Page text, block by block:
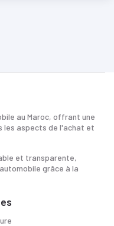
au Maroc, offrant une
les aspects de l'achat et
et transparente,
grâce à la